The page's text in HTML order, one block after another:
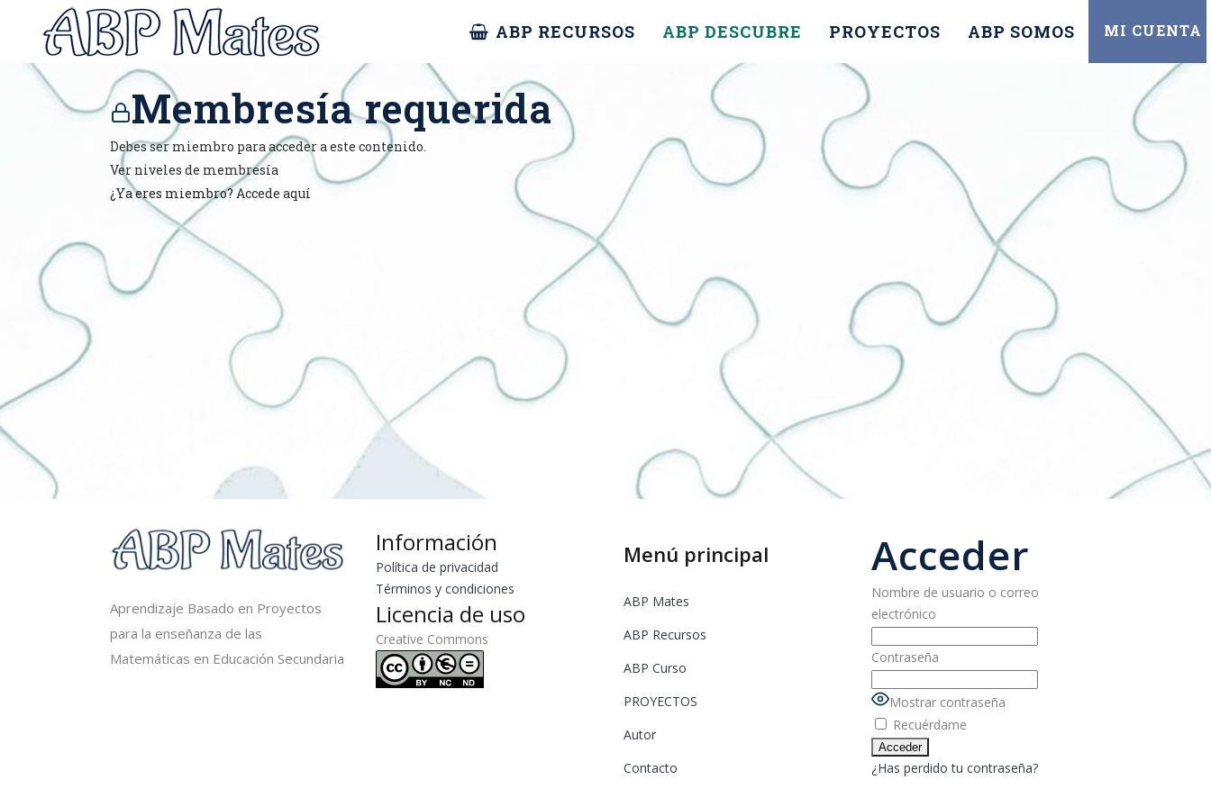
MI CUENTA
ABP RECURSOS ABP DESCUBRE PROYECTOS ABP SOMOS
Membresía requerida
Debes ser miembro para acceder a este contenido.
Ver niveles de membresía
¿Ya eres miembro?Accede aquí
Aprendizaje Basado en Proyectos
para la enseñanza de las
Matemáticas en Educación Secundaria
Información
Política de privacidad
Términos y condiciones
Licencia de uso
Creative Commons
Menú principal
ABP Mates
ABP Recursos
ABP Curso
PROYECTOS
Autor
Contacto
Acceder
Nombre de usuario o correo
electrónico
Contraseña
Mostrar contraseña
Recuérdame
¿Has perdido tu contraseña?